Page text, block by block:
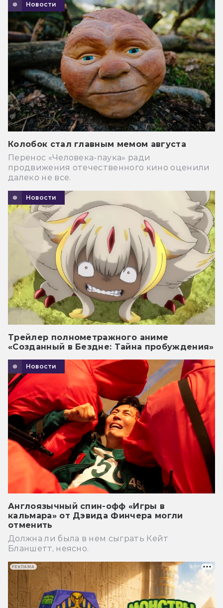
Новости
Колобок стал главным мемом августа
Перенос «Человека-паука» ради
продвижения отечественного кино оценили
далеко не все.
Новости
Трейлер полнометражного аниме
«Созданный в Бездне: Тайна пробуждения»
Новости
Англоязычный спин-офф «Игры в
кальмара» от Дэвида Финчера могли
отменить
Должна ли была в нем сыграть Кейт
Бланшетт, неясно.
РЕКЛАМА